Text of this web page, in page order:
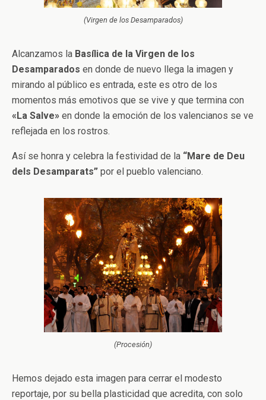
(Virgen de los Desamparados)
Alcanzamos la Basílica de la Virgen de los
Desamparados en donde de nuevo llega la imagen y
mirando al público es entrada, este es otro de los
momentos más emotivos que se vive y que termina con
«La Salve» en donde la emoción de los valencianos se ve
reflejada en los rostros.
Así se honra y celebra la festividad de la “Mare de Deu
dels Desamparats” por el pueblo valenciano.
(Procesión)
Hemos dejado esta imagen para cerrar el modesto
reportaje, por su bella plasticidad que acredita, con solo